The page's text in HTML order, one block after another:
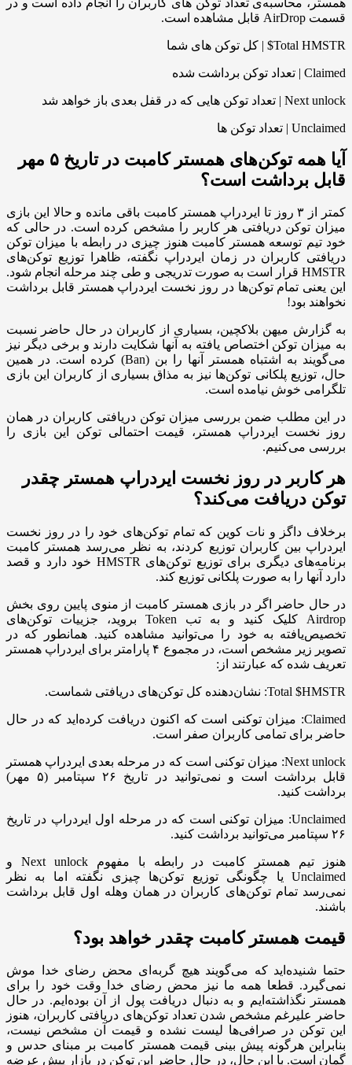
قسمت AirDrop قابل مشاهده است.
Total HMSTR$ | کل توکن های شما
Claimed | تعداد توکن برداشت شده
Next unlock | تعداد توکن هایی که در قفل بعدی باز خواهد شد
Unclaimed | تعداد توکن ها
آیا همه توکن‌‌های همستر کامبت در تاریخ ۵ مهر
قابل برداشت است؟
کمتر از ۳ روز تا ایردراپ همستر کامبت باقی مانده و حالا این بازی
میزان توکن دریافتی هر کاربر را مشخص کرده است. در حالی که
خود تیم توسعه همستر کامبت هنوز چیزی در رابطه با میزان توکن
دریافتی کاربران در زمان ایردراپ نگفته، ظاهرا توزیع توکن‌های
HMSTR قرار است به صورت تدریجی و طی چند مرحله انجام شود.
این یعنی تمام توکن‌ها در روز نخست ایردراپ همستر قابل برداشت
نخواهند بود!
به گزارش میهن بلاکچین، بسیاری از کاربران در حال حاضر نسبت
به میزان توکن اختصاص یافته به آنها شکایت دارند و برخی دیگر نیز
می‌گویند به اشتباه همستر آنها را بن (Ban) کرده است. در همین
حال، توزیع پلکانی توکن‌ها نیز به مذاق بسیاری از کاربران این بازی
تلگرامی خوش نیامده است.
در این مطلب ضمن بررسی میزان توکن دریافتی کاربران در همان
روز نخست ایردراپ همستر، قیمت احتمالی توکن این بازی را
بررسی می‌کنیم.
هر کاربر در روز نخست ایردراپ همستر چقدر
توکن دریافت می‌کند؟
برخلاف داگز و نات کوین که تمام توکن‌های خود را در روز نخست
ایردراپ بین کاربران توزیع کردند، به نظر می‌رسد همستر کامبت
برنامه‌های دیگری برای توزیع توکن‌های HMSTR خود دارد و قصد
دارد آنها را به صورت پلکانی توزیع کند.
در حال حاضر اگر در بازی همستر کامبت از منوی پایین روی بخش
Airdrop کلیک کنید و به تب Token بروید، جزییات توکن‌های
تخصیص‌یافته به خود را می‌توانید مشاهده کنید. همانطور که در
تصویر زیر مشخص است، در مجموع ۴ پارامتر برای ایردراپ همستر
تعریف شده که عبارتند از:
Total $HMSTR: نشان‌دهنده کل توکن‌های دریافتی شماست.
Claimed: میزان توکنی است که اکنون دریافت کرده‌اید که در حال
حاضر برای تمامی کاربران صفر است.
Next unlock: میزان توکنی است که در مرحله بعدی ایردراپ همستر
قابل برداشت است و نمی‌توانید در تاریخ ۲۶ سپتامبر (۵ مهر)
برداشت کنید.
Unclaimed: میزان توکنی است که در مرحله اول ایردراپ در تاریخ
۲۶ سپتامبر می‌توانید برداشت کنید.
هنوز تیم همستر کامبت در رابطه با مفهوم Next unlock و
Unclaimed یا چگونگی توزیع توکن‌ها چیزی نگفته اما به نظر
نمی‌رسد تمام توکن‌های کاربران در همان وهله اول قابل برداشت
باشند.
قیمت همستر کامبت چقدر خواهد بود؟
حتما شنیده‌اید که می‌گویند هیچ گربه‌ای محض رضای خدا موش
نمی‌گیرد. قطعا همه ما نیز محض رضای خدا وقت خود را برای
همستر نگذاشته‌ایم و به دنبال دریافت پول از آن بوده‌ایم. در حال
حاضر علیرغم مشخص شدن تعداد توکن‌های دریافتی کاربران، هنوز
این توکن در صرافی‌ها لیست نشده و قیمت آن مشخص نیست،
بنابراین هرگونه پیش بینی قیمت همستر کامبت بر مبنای حدس و
گمان است. با این حال، در حال حاضر این توکن در بازار پیش عرضه